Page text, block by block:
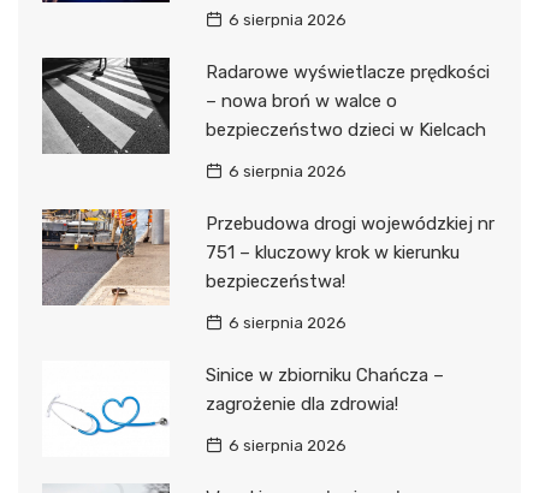
6 sierpnia 2026
Radarowe wyświetlacze prędkości
– nowa broń w walce o
bezpieczeństwo dzieci w Kielcach
6 sierpnia 2026
Przebudowa drogi wojewódzkiej nr
751 – kluczowy krok w kierunku
bezpieczeństwa!
6 sierpnia 2026
Sinice w zbiorniku Chańcza –
zagrożenie dla zdrowia!
6 sierpnia 2026